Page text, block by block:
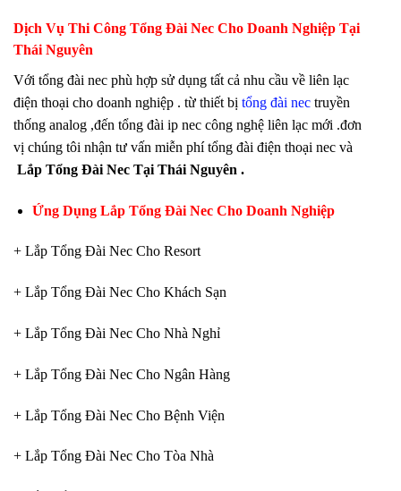
Dịch Vụ Thi Công Tổng Đài Nec Cho Doanh Nghiệp Tại
Thái Nguyên
Với tổng đài nec phù hợp sử dụng tất cả nhu cầu về liên lạc
điện thoại cho doanh nghiệp . từ thiết bị tổng đài nec truyền
thống analog ,đến tổng đài ip nec công nghệ liên lạc mới .đơn
vị chúng tôi nhận tư vấn miễn phí tổng đài điện thoại nec và
Lắp Tổng Đài Nec Tại Thái Nguyên .
Ứng Dụng Lắp Tổng Đài Nec Cho Doanh Nghiệp
+ Lắp Tổng Đài Nec Cho Resort
+ Lắp Tổng Đài Nec Cho Khách Sạn
+ Lắp Tổng Đài Nec Cho Nhà Nghỉ
+ Lắp Tổng Đài Nec Cho Ngân Hàng
+ Lắp Tổng Đài Nec Cho Bệnh Viện
+ Lắp Tổng Đài Nec Cho Tòa Nhà